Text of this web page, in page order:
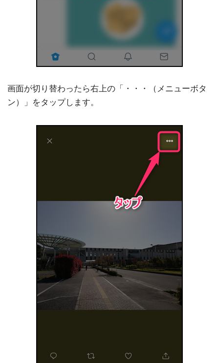
画面が切り替わったら右上の「・・・（メニューボタ
ン）」をタップします。